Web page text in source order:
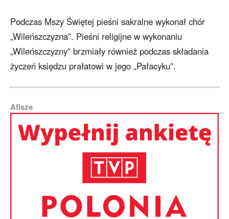
Podczas Mszy Świętej pieśni sakralne wykonał chór
„Wileńszczyzna”. Pieśni religijne w wykonaniu
„Wileńszczyzny” brzmiały również podczas składania
życzeń księdzu prałatowi w jego „Pałacyku”.
Afisze